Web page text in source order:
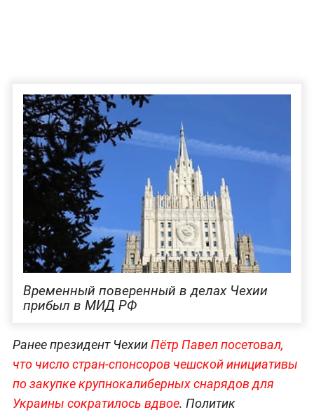
Временный поверенный в делах Чехии
прибыл в МИД РФ
Ранее президент ЧехииПётр Павел посетовал,
что число стран-спонсоров чешской инициативы
по закупке крупнокалиберных снарядов для
Украины сократилось вдвое. Политик